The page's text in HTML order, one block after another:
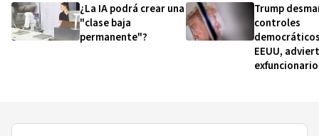
¿La IA podrá crear una
"clase baja
permanente"?
Trump
controles
EEUU,